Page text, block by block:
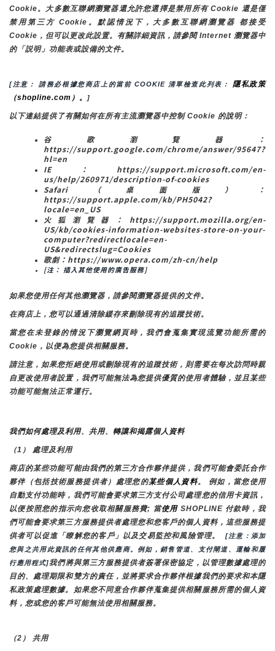
Cookie。大多數互聯網瀏覽器還允許您選擇是禁用所有 Cookie 還是僅
禁用第三方 Cookie。默認情況下，大多數互聯網瀏覽器 都接受
Cookie，但可以更改此設置。有關詳細資訊，請參閱 Internet 瀏覽器中
的「説明」功能表或設備的文件。
[注意： 請務必根據您商店上的當前 COOKIE 清單檢查此列表： 隱私政策
（shopline.com）。
]
以下連結提供了有關如何在所有主流瀏覽器中控制 Cookie 的說明：
谷歌瀏覽器：
https://support.google.com/chrome/answer/95647?
hl=en
IE：https://support.microsoft.com/en-
us/help/260971/description-of-cookies
Safari（桌面版）：
https://support.apple.com/kb/PH5042?
locale=en_US
火狐瀏覽器：https://support.mozilla.org/en-
US/kb/cookies-information-websites-store-on-your-
computer?redirectlocale=en-
US&redirectslug=Cookies
歌劇：https://www.opera.com/zh-cn/help
[注： 插入其他使用的廣告服務]
如果您使用任何其他瀏覽器，請參閱瀏覽器提供的文件。
在商店上，您可以通過清除緩存來刪除現有的追蹤技術。
當您在未登錄的情況下瀏覽網頁時，我們會蒐集實現流覽功能所需的
Cookie，以便為您提供相關服務。
請注意，如果您拒絕使用或刪除現有的追蹤技術，則需要在每次訪問時親
自更改使用者設置，我們可能無法為您提供優質的使用者體驗，並且某些
功能可能無法正常運行。
我們如何處理及利用、共用、轉讓和揭露個人資料
（1） 處理及利用
商店的某些功能可能由我們的第三方合作夥伴提供，我們可能會委託合作
夥伴（包括技術服務提供者）處理您的某些個人資料。 例如，當您使用
自動支付功能時，我們可能會要求第三方支付公司處理您的信用卡資訊，
以便按照您的指示向您收取相關服務費; 當使用 SHOPLINE 付款時，我
們可能會要求第三方服務提供者處理您和您客戶的個人資料，這些服務提
供者可以促進「瞭解您的客戶」以及交易監控和風險管理。
[注意：添加
您與之共用此資訊的任何其他供應商。例如，銷售管道、支付閘道、運輸和履
行應用程式]我們將與第三方服務提供者簽署保密協定，以管理數據處理的
目的、處理期限和雙方的責任，並將要求合作夥伴根據我們的要求和本隱
私政策處理數據。如果您不同意合作夥伴蒐集提供相關服務所需的個人資
料，您或您的客戶可能無法使用相關服務。
（2） 共用